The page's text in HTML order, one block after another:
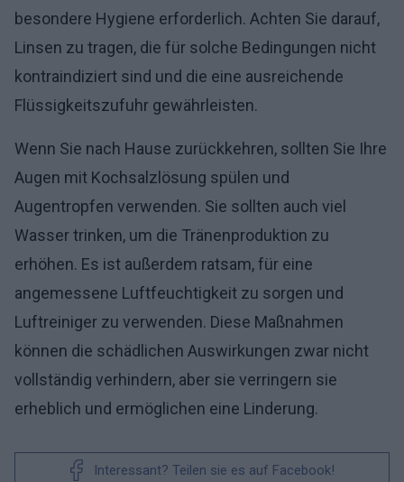
besondere Hygiene erforderlich. Achten Sie darauf,
Linsen zu tragen, die für solche Bedingungen nicht
kontraindiziert sind und die eine ausreichende
Flüssigkeitszufuhr gewährleisten.
Wenn Sie nach Hause zurückkehren, sollten Sie Ihre
Augen mit Kochsalzlösung spülen und
Augentropfen verwenden. Sie sollten auch viel
Wasser trinken, um die Tränenproduktion zu
erhöhen. Es ist außerdem ratsam, für eine
angemessene Luftfeuchtigkeit zu sorgen und
Luftreiniger zu verwenden. Diese Maßnahmen
können die schädlichen Auswirkungen zwar nicht
vollständig verhindern, aber sie verringern sie
erheblich und ermöglichen eine Linderung.
Interessant? Teilen sie es auf Facebook!